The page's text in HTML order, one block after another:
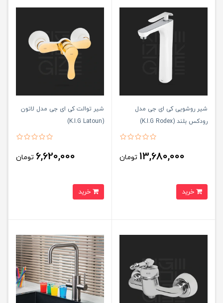
شیر روشویی کی ای جی مدل
رودکس بلند (K.I.G Rodex)
13,680,000 تومان
شیر توالت کی ای جی مدل لاتون
(K.I.G Latoun)
6,620,000 تومان